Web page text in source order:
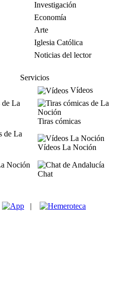
Investigación
Economía
Arte
Iglesia Católica
Noticias del lector
Servicios
Vídeos
Tiras cómicas
Vídeos La Noción
Chat
|